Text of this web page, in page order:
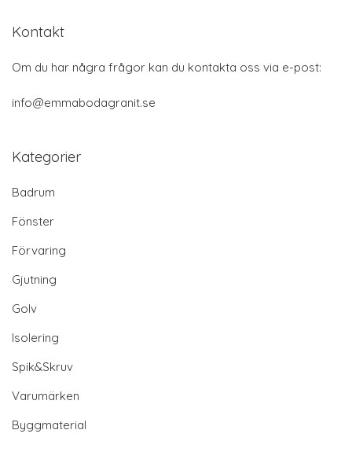
Kontakt
Om du har några frågor kan du kontakta oss via e-post:
info@emmabodagranit.se
Kategorier
Badrum
Fönster
Förvaring
Gjutning
Golv
Isolering
Spik&Skruv
Varumärken
Byggmaterial